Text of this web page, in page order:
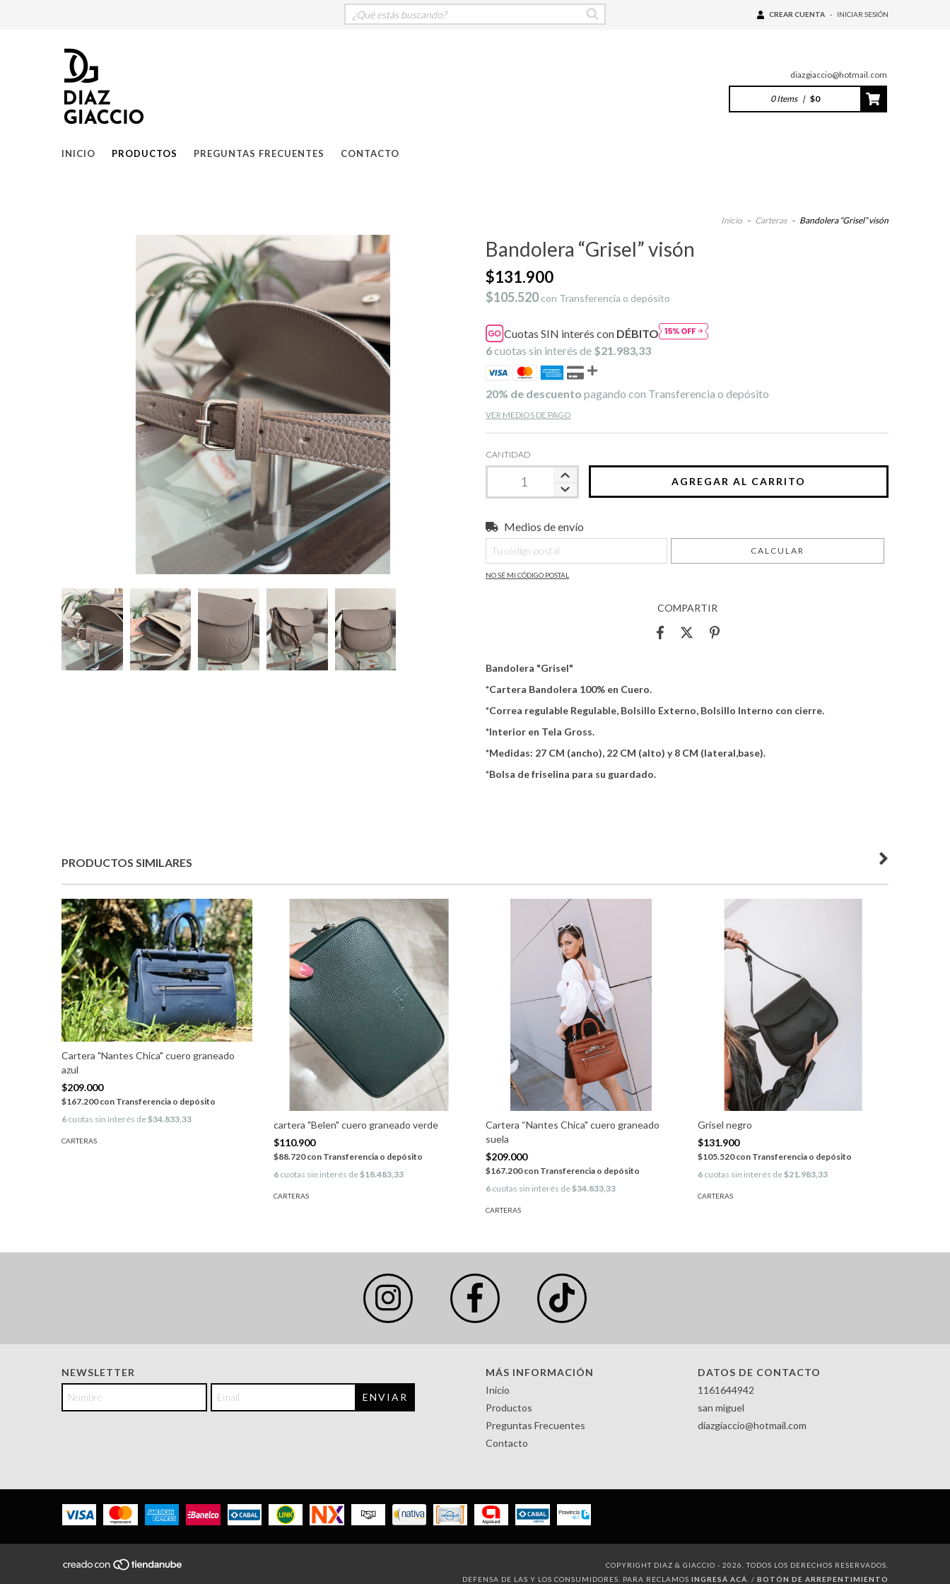
CREAR CUENTA - INICIAR SESIÓN
diazgiaccio@hotmail.com
0Items | $0
INICIO PRODUCTOS PREGUNTAS FRECUENTES CONTACTO
Inicio - Carteras - Bandolera “Grisel” visón
Bandolera “Grisel” visón
$131.900
$105.520con Transferencia o depósito
Cuotas SIN interés con DÉBITO
6cuotas sin interés de $21.983,33
20% de descuento pagando con Transferencia o depósito
VER MEDIOS DE PAGO
CANTIDAD
Entregas para el CP:
Medios de envío
CALCULAR
NO SÉ MI CÓDIGO POSTAL
COMPARTIR
Bandolera "Grisel"
*Cartera Bandolera 100% en Cuero.
*Correa regulable Regulable, Bolsillo Externo, Bolsillo Interno con cierre.
*Interior en Tela Gross.
*Medidas: 27 CM (ancho), 22 CM (alto) y 8 CM (lateral,base).
*Bolsa de friselina para su guardado.
PRODUCTOS SIMILARES
Cartera "Nantes Chica" cuero graneado
azul
$209.000
$167.200con Transferencia o depósito
6 cuotas sin interés de$34.833,33
CARTERAS
cartera "Belen" cuero graneado verde
$110.900
$88.720con Transferencia o depósito
6 cuotas sin interés de$18.483,33
CARTERAS
Cartera “Nantes Chica" cuero graneado
suela
$209.000
$167.200con Transferencia o depósito
6 cuotas sin interés de$34.833,33
CARTERAS
Grisel negro
$131.900
$105.520con Transferencia o depósito
6 cuotas sin interés de$21.983,33
CARTERAS
NEWSLETTER
MÁS INFORMACIÓN
Inicio
Productos
Preguntas Frecuentes
Contacto
DATOS DE CONTACTO
1161644942
san miguel
diazgiaccio@hotmail.com
COPYRIGHT DIAZ & GIACCIO - 2026. TODOS LOS DERECHOS RESERVADOS.
DEFENSA DE LAS Y LOS CONSUMIDORES. PARA RECLAMOS INGRESÁ ACÁ. / BOTÓN DE ARREPENTIMIENTO